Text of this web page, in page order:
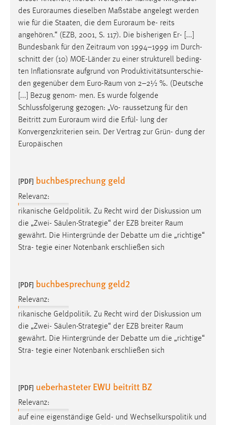
des Euroraumes dieselben Maßstäbe angelegt werden
wie für die Staaten, die dem Euroraum be- reits
angehören.“ (EZB, 2001, S. 117). Die bisherigen Er- [...]
Bundesbank für den Zeitraum von 1994–1999 im Durch-
schnitt der (10) MOE-Länder zu einer strukturell beding-
ten Inflationsrate aufgrund von Produktivitätsunterschie-
den gegenüber dem Euro-Raum von 2–2½ %. (Deutsche
[...] Bezug genom- men. Es wurde folgende
Schlussfolgerung gezogen: „Vo- raussetzung für den
Beitritt zum Euroraum wird die Erfül- lung der
Konvergenzkriterien sein. Der Vertrag zur Grün- dung der
Europäischen
[PDF] buchbesprechung geld
Relevanz:
rikanische Geldpolitik. Zu Recht wird der Diskussion um
die „Zwei- Säulen-Strategie“ der EZB breiter Raum
gewährt. Die Hintergründe der Debatte um die „richtige“
Stra- tegie einer Notenbank erschließen sich
[PDF] buchbesprechung geld2
Relevanz:
rikanische Geldpolitik. Zu Recht wird der Diskussion um
die „Zwei- Säulen-Strategie“ der EZB breiter Raum
gewährt. Die Hintergründe der Debatte um die „richtige“
Stra- tegie einer Notenbank erschließen sich
[PDF] ueberhasteter EWU beitritt BZ
Relevanz:
auf eine eigenständige Geld- und Wechselkurspolitik und
EXTERNE MEDIEN
Um Inhalte von Videoplattformen und Social Media
Plattformen anzeigen zu können, werden von diesen
externen Medien Cookies gesetzt.
YouTube
Vimeo